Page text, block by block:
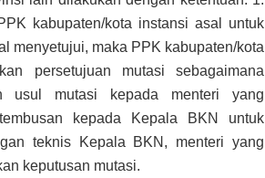
kabupaten/kota instansi asal untuk
menyetujui, maka PPK kabupaten/kota
persetujuan mutasi sebagaimana
usul mutasi kepada menteri yang
kepada Kepala BKN untuk
teknis Kepala BKN, menteri yang
keputusan mutasi.